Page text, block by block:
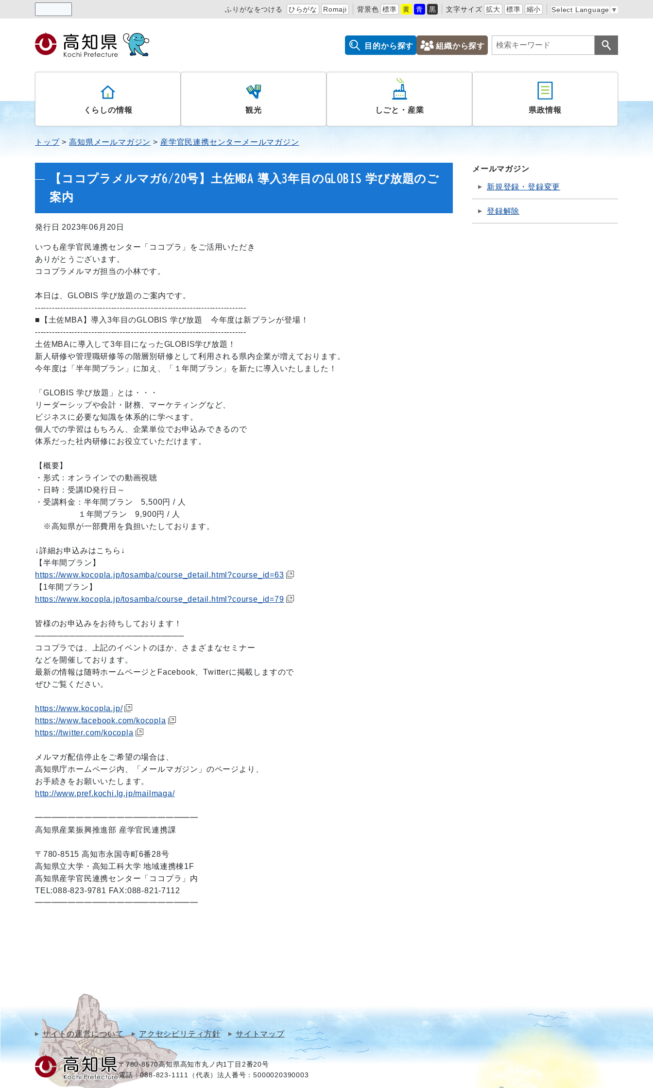
ふりがなをつける ひらがな Romaji 背景色 標準 黄 青 黒 文字サイズ 拡大 標準 縮小 Select Language ▼
目的から探す 組織から探す
くらしの情報 観光 しごと・産業 県政情報
トップ 高知県メールマガジン 産学官民連携センターメールマガジン
【ココプラメルマガ6/20号】土佐MBA 導入3年目のGLOBIS 学び放題のご
案内
発行日 2023年06月20日
いつも産学官民連携センター「ココプラ」をご活用いただき
ありがとうございます。
ココプラメルマガ担当の小林です。
本日は、GLOBIS 学び放題のご案内です。
---------------------------------------------------------------------------
■【土佐MBA】導入3年目のGLOBIS 学び放題 今年度は新プランが登場！
---------------------------------------------------------------------------
土佐MBAに導入して3年目になったGLOBIS学び放題！
新人研修や管理職研修等の階層別研修として利用される県内企業が増えております。
今年度は「半年間プラン」に加え、「１年間プラン」を新たに導入いたしました！
「GLOBIS 学び放題」とは・・・
リーダーシップや会計・財務、マーケティングなど、
ビジネスに必要な知識を体系的に学べます。
個人での学習はもちろん、企業単位でお申込みできるので
体系だった社内研修にお役立ていただけます。
【概要】
・形式：オンラインでの動画視聴
・日時：受講ID発行日～
・受講料金：半年間プラン 5,500円 / 人
１年間ブラン 9,900円 / 人
※高知県が一部費用を負担いたしております。
↓詳細お申込みはこちら↓
【半年間プラン】
https://www.kocopla.jp/tosamba/course_detail.html?course_id=63
【1年間プラン】
https://www.kocopla.jp/tosamba/course_detail.html?course_id=79
皆様のお申込みをお待ちしております！
──────────────────────────
ココプラでは、上記のイベントのほか、さまざまなセミナー
などを開催しております。
最新の情報は随時ホームページとFacebook、Twitterに掲載しますので
ぜひご覧ください。
https://www.kocopla.jp/
https://www.facebook.com/kocopla
https://twitter.com/kocopla
メルマガ配信停止をご希望の場合は、
高知県庁ホームページ内、「メールマガジン」のページより、
お手続きをお願いいたします。
http://www.pref.kochi.lg.jp/mailmaga/
━━━━━━━━━━━━━━━━━━━━
高知県産業振興推進部 産学官民連携課
〒780-8515 高知市永国寺町6番28号
高知県立大学・高知工科大学 地域連携棟1F
高知県産学官民連携センター「ココプラ」内
TEL:088-823-9781 FAX:088-821-7112
━━━━━━━━━━━━━━━━━━━━
メールマガジン
新規登録・登録変更
登録解除
サイトの運営について アクセシビリティ方針 サイトマップ
〒780-8570高知県高知市丸ノ内1丁目2番20号
電話：088-823-1111（代表）法人番号：5000020390003